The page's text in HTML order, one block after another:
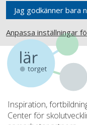
Jag godkänner bara
Anpassa inställningar
Inspiration,
Center för